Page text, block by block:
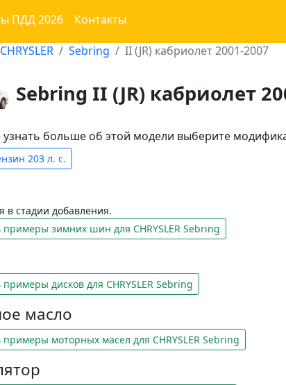
ПДД 2026 Контакты
CHRYSLER Sebring II (JR) кабриолет 2001-2007
Sebring II (JR) кабриолет
узнать больше об этой модели выберите
203 л. с.
стадии добавления.
зимних шин для CHRYSLER Sebring
дисков для CHRYSLER Sebring
масло
моторных масел для CHRYSLER Sebring